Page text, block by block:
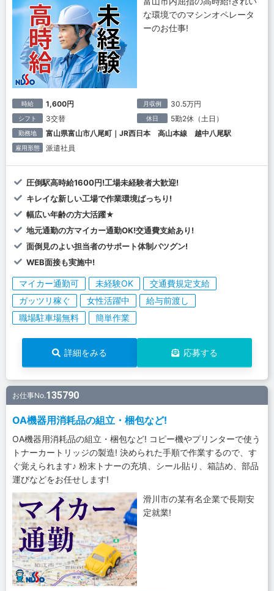
な環境でのマシンオペレータ
ーのお仕事!
時給 1,600円 月収例 30.5万円
シフト 3交替 休日 5勤2休（土日）
勤務地 富山県富山市八尾町｜JR西日本 高山本線 越中八尾駅
雇用形態 派遣社員
圧倒駅高時給1600円!工場未経験者大歓迎!
キレイな新しい工場で作業環境ばっちり!
幅広い年齢の方大活躍★
地元通勤の方マイカー通勤OK!交通費支給あり!
面倒見のよい担当者のサポート体制バツグン!
WEB面接も実施中!
マイカー通勤可 未経験OK
交通費規定支給
ガッツリ稼ぐ
女性活躍中
給与前渡し
職場駐車場無料
簡単作業
詳細をみる 応募する
お仕事No.135790
OA機器用消耗品の組立・梱包など!
OA機器用消耗品の組立・梱包など! コピー機やプリンターで使う
トナーカートリッジの製造! 決められた手順で作業するので、す
ぐ覚えられます♪ 粉末トナーの充填、シール貼り、箱詰め、部品
運びなどをお任せします!
滑川市の某有名企業で長期安
定就業!